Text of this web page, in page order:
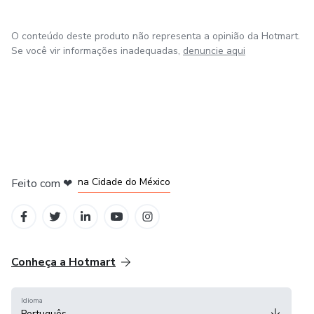
O conteúdo deste produto não representa a opinião da Hotmart.
Se você vir informações inadequadas, denuncie aqui
Feito com ❤ na Cidade do México
Conheça a Hotmart
Idioma